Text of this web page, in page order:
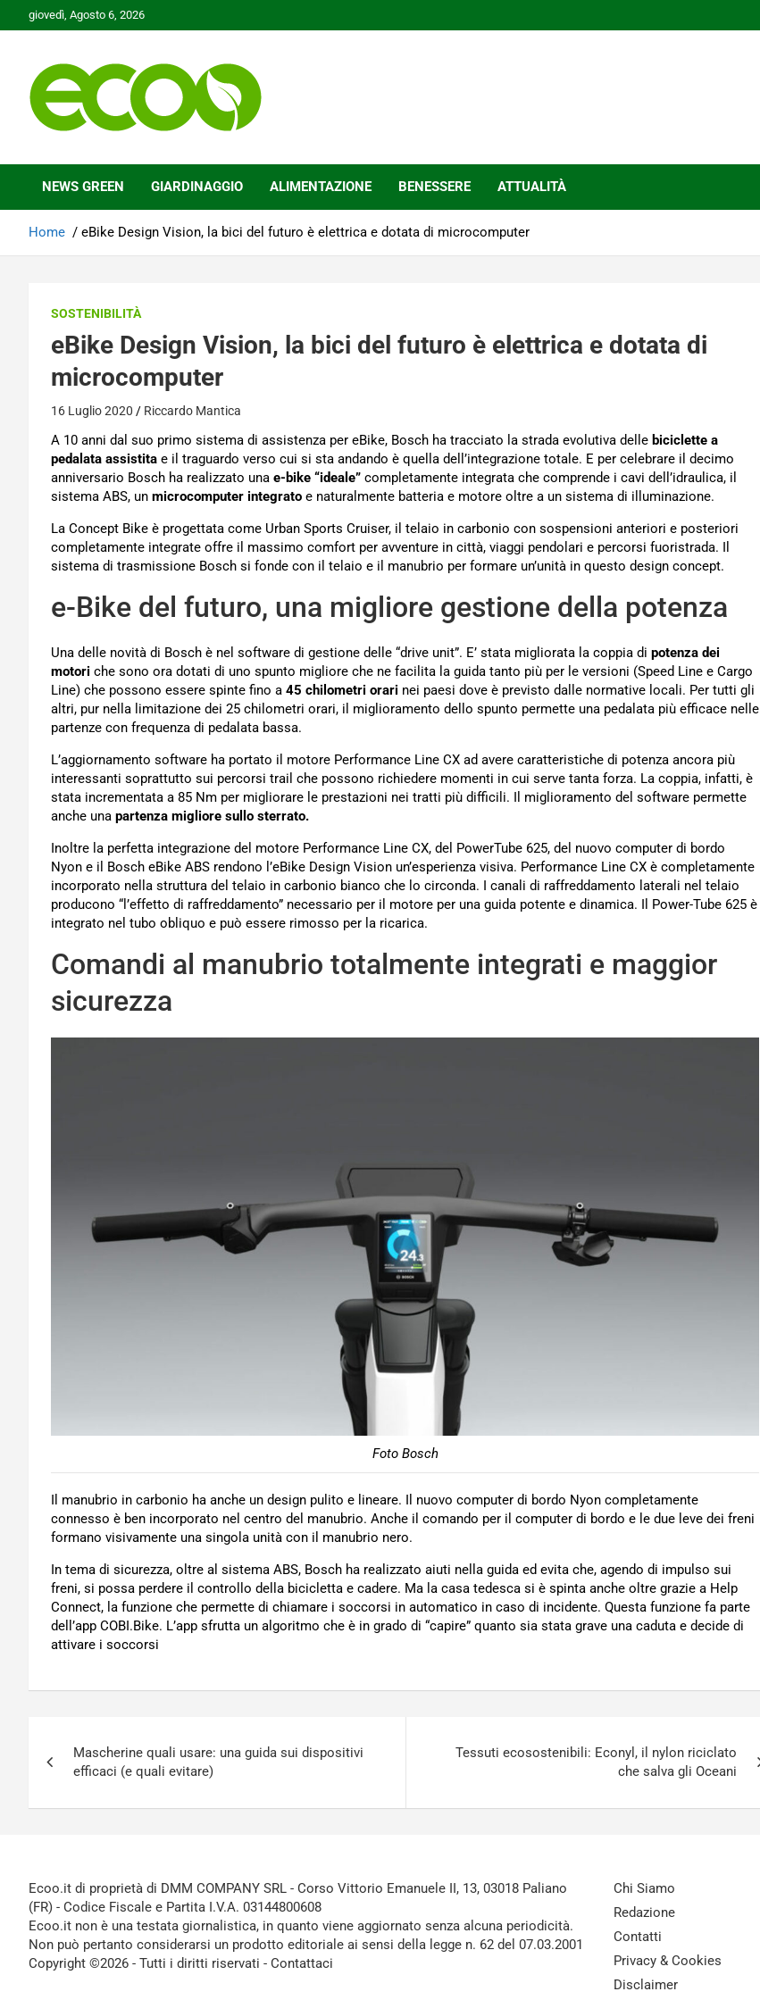
to
giovedì, Agosto 6, 2026
Ecoo.it
NEWS GREEN GIARDINAGGIO ALIMENTAZIONE BENESSERE ATTUALITÀ
Home eBike Design Vision, la bici del futuro è elettrica e dotata di microcomputer
SOSTENIBILITÀ
eBike Design Vision, la bici del futuro è elettrica e dotata di
microcomputer
16 Luglio 2020 Riccardo Mantica
A 10 anni dal suo primo sistema di assistenza per eBike, Bosch ha tracciato la strada evolutiva delle biciclette a
pedalata assistita e il traguardo verso cui si sta andando è quella dell’integrazione totale. E per celebrare il decimo
anniversario Bosch ha realizzato una e-bike “ideale” completamente integrata che comprende i cavi dell’idraulica, il
sistema ABS, un microcomputer integrato e naturalmente batteria e motore oltre a un sistema di illuminazione.
La Concept Bike è progettata come Urban Sports Cruiser, il telaio in carbonio con sospensioni anteriori e posteriori
completamente integrate offre il massimo comfort per avventure in città, viaggi pendolari e percorsi fuoristrada. Il
sistema di trasmissione Bosch si fonde con il telaio e il manubrio per formare un’unità in questo design concept.
e-Bike del futuro, una migliore gestione della potenza
Una delle novità di Bosch è nel software di gestione delle “drive unit”. E’ stata migliorata la coppia di potenza dei
motori che sono ora dotati di uno spunto migliore che ne facilita la guida tanto più per le versioni (Speed Line e Cargo
Line) che possono essere spinte fino a 45 chilometri orari nei paesi dove è previsto dalle normative locali. Per tutti gli
altri, pur nella limitazione dei 25 chilometri orari, il miglioramento dello spunto permette una pedalata più efficace nelle
partenze con frequenza di pedalata bassa.
L’aggiornamento software ha portato il motore Performance Line CX ad avere caratteristiche di potenza ancora più
interessanti soprattutto sui percorsi trail che possono richiedere momenti in cui serve tanta forza. La coppia, infatti, è
stata incrementata a 85 Nm per migliorare le prestazioni nei tratti più difficili. Il miglioramento del software permette
anche una partenza migliore sullo sterrato.
Inoltre la perfetta integrazione del motore Performance Line CX, del PowerTube 625, del nuovo computer di bordo
Nyon e il Bosch eBike ABS rendono l’eBike Design Vision un’esperienza visiva. Performance Line CX è completamente
incorporato nella struttura del telaio in carbonio bianco che lo circonda. I canali di raffreddamento laterali nel telaio
producono “l’effetto di raffreddamento” necessario per il motore per una guida potente e dinamica. Il Power-Tube 625 è
integrato nel tubo obliquo e può essere rimosso per la ricarica.
Comandi al manubrio totalmente integrati e maggior
sicurezza
Foto Bosch
Il manubrio in carbonio ha anche un design pulito e lineare. Il nuovo computer di bordo Nyon completamente
connesso è ben incorporato nel centro del manubrio. Anche il comando per il computer di bordo e le due leve dei freni
formano visivamente una singola unità con il manubrio nero.
In tema di sicurezza, oltre al sistema ABS, Bosch ha realizzato aiuti nella guida ed evita che, agendo di impulso sui
freni, si possa perdere il controllo della bicicletta e cadere. Ma la casa tedesca si è spinta anche oltre grazie a Help
Connect, la funzione che permette di chiamare i soccorsi in automatico in caso di incidente. Questa funzione fa parte
dell’app COBI.Bike. L’app sfrutta un algoritmo che è in grado di “capire” quanto sia stata grave una caduta e decide di
attivare i soccorsi
articoli
Mascherine quali usare: una guida sui dispositivi
efficaci (e quali evitare)
Tessuti ecosostenibili: Econyl, il nylon riciclato
che salva gli Oceani
Ecoo.it di proprietà di DMM COMPANY SRL - Corso Vittorio Emanuele II, 13, 03018 Paliano
(FR) - Codice Fiscale e Partita I.V.A. 03144800608
Ecoo.it non è una testata giornalistica, in quanto viene aggiornato senza alcuna periodicità.
Non può pertanto considerarsi un prodotto editoriale ai sensi della legge n. 62 del 07.03.2001
Copyright ©2026 - Tutti i diritti riservati - Contattaci
Chi Siamo
Redazione
Contatti
Privacy & Cookies
Disclaimer